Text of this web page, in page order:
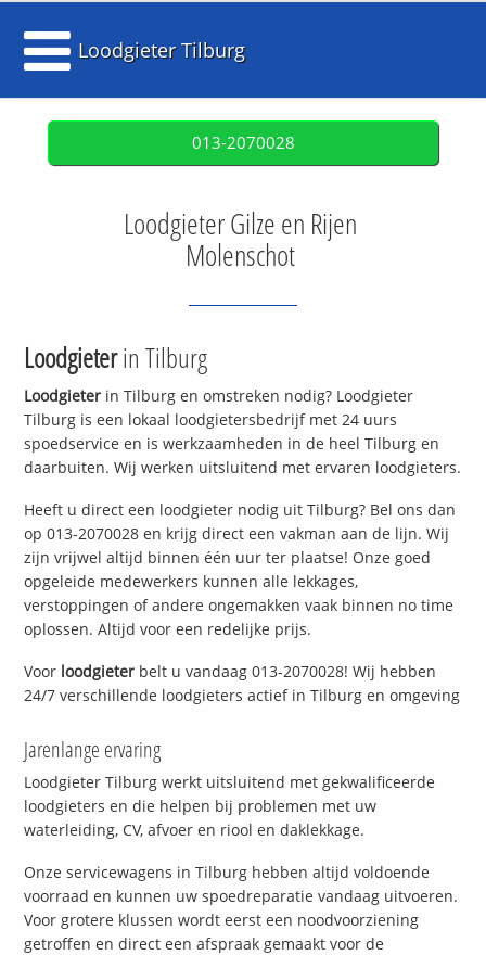
Loodgieter Tilburg
013-2070028
Loodgieter Gilze en Rijen
Molenschot
Loodgieterin Tilburg
Loodgieter in Tilburg en omstreken nodig? Loodgieter
Tilburg is een lokaal loodgietersbedrijf met 24 uurs
spoedservice en is werkzaamheden in de heel Tilburg en
daarbuiten. Wij werken uitsluitend met ervaren loodgieters.
Heeft u direct een loodgieter nodig uit Tilburg? Bel ons dan
op 013-2070028 en krijg direct een vakman aan de lijn. Wij
zijn vrijwel altijd binnen één uur ter plaatse! Onze goed
opgeleide medewerkers kunnen alle lekkages,
verstoppingen of andere ongemakken vaak binnen no time
oplossen. Altijd voor een redelijke prijs.
Voor loodgieter belt u vandaag 013-2070028! Wij hebben
24/7 verschillende loodgieters actief in Tilburg en omgeving
Jarenlange ervaring
Loodgieter Tilburg werkt uitsluitend met gekwalificeerde
loodgieters en die helpen bij problemen met uw
waterleiding, CV, afvoer en riool en daklekkage.
Onze servicewagens in Tilburg hebben altijd voldoende
voorraad en kunnen uw spoedreparatie vandaag uitvoeren.
Voor grotere klussen wordt eerst een noodvoorziening
getroffen en direct een afspraak gemaakt voor de